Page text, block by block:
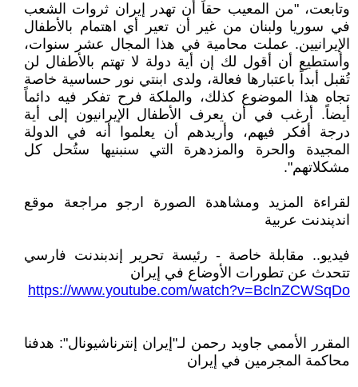
وتابعت، "من المعيب حقاً أن تهدر إيران ثروات الشعب
في سوريا ولبنان من غير أن تعير أي اهتمام بالأطفال
الإيرانيين. عملت محامية في هذا المجال عشر سنوات،
وأستطيع أن أقول لك إن أية دولة لا تهتم بالأطفال لن
تُقبل أبداً باعتبارها فعالة، ولدى ابنتي نور حساسية خاصة
تجاه هذا الموضوع كذلك، والملكة فرح تفكر فيه دائماً
أيضاً. أرغب في أن يعرف الأطفال الإيرانيون إلى أية
درجة أفكر فيهم، وأريدهم أن يعلموا أنه في الدولة
المجيدة والحرة والمزدهرة التي سنبنيها ستُحل كل
مشكلاتهم".
لقراءة المزيد ومشاهدة الصورة ارجو مراجعة موقع
اندپندنت عربية
فيديو.. مقابلة خاصة - رئيسة تحرير إندبندنت فارسي
تتحدث عن تطورات الأوضاع في إيران
https://www.youtube.com/watch?v=BclnZCWSqDo
المقرر الأممي جاويد رحمن لـ"إيران إنترناشيونال": هدفنا
محاكمة المجرمين في إيران